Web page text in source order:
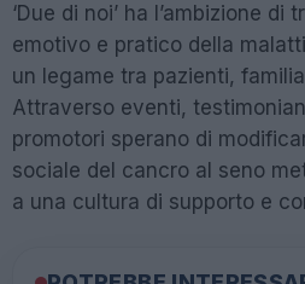
‘Due di noi’ ha l’ambizione di
emotivo e pratico della
un legame tra pazienti,
Attraverso eventi,
promotori sperano di
sociale del cancro al seno
a una cultura di supporto e